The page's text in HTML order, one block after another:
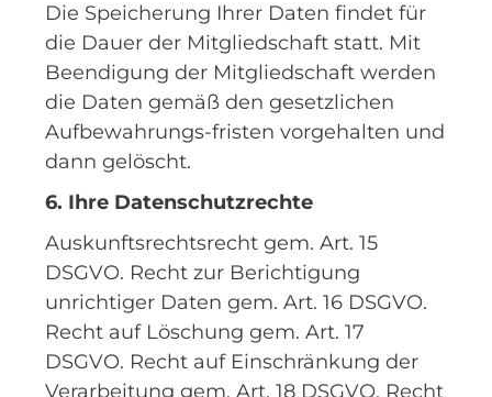
Die Speicherung Ihrer Daten findet für
die Dauer der Mitgliedschaft statt. Mit
Beendigung der Mitgliedschaft werden
die Daten gemäß den gesetzlichen
Aufbewahrungs-fristen vorgehalten und
dann gelöscht.
6. Ihre Datenschutzrechte
Auskunftsrechtsrecht gem. Art. 15
DSGVO. Recht zur Berichtigung
unrichtiger Daten gem. Art. 16 DSGVO.
Recht auf Löschung gem. Art. 17
DSGVO. Recht auf Einschränkung der
Verarbeitung gem. Art. 18 DSGVO. Recht